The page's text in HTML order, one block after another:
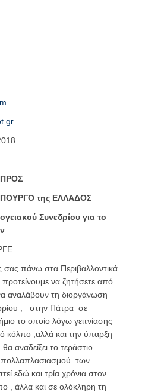
ΠΡΟΣ
της ΕΛΛΑΔΟΣ
Συνεδρίου για το
σας πάνω στα Περιβαλλοντικά
να ζητήσετε από
αναλάβουν τη διοργάνωση
, στην Πάτρα σε
το οποίο λόγω γειτνίασης
κόλπο ,αλλά και την ύπαρξη
αναδείξει το τεράστιο
των
εδώ και τρία χρόνια στον
, άλλα και σε ολόκληρη τη